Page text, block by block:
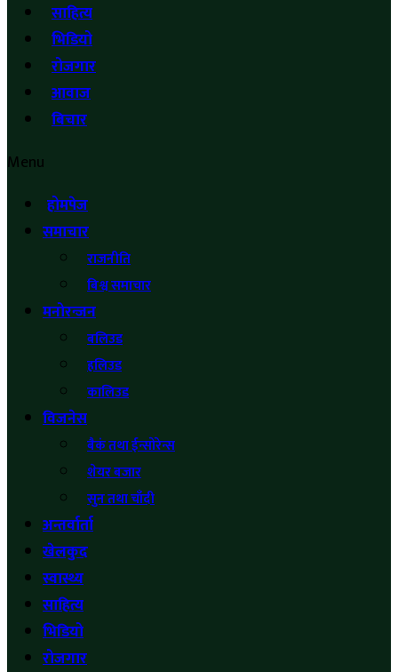
साहित्य
भिडियो
रोजगार
आवाज
बिचार
Menu
होमपेज
समाचार
राजनीति
बिश्व समाचार
मनोरन्जन
बलिउड
हलिउड
कालिउड
विजनेस
बैकं तथा ईन्साेरेन्स
शेयर बजार
सुन तथा चाँदी
अन्तर्वार्ता
खेलकुद
स्वास्थ्य
साहित्य
भिडियो
रोजगार